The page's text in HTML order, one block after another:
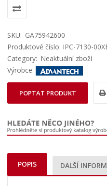
SKU: GA75942600
Produktové číslo: IPC-7130-
Category: Neaktuální zboží
Výrobce:
POPTAT PRODUKT
POPIS DALŠÍ